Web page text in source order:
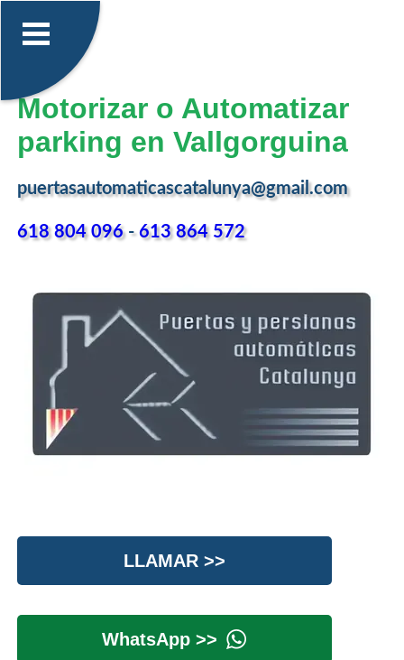
Motorizar o Automatizar
parking en Vallgorguina
puertasautomaticascatalunya@gmail.com
618 804 096-613 864 572
LLAMAR >>
WhatsApp >>